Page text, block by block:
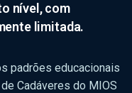
nível, com
limitada.
padrões educacionais
Cadáveres do MIOS